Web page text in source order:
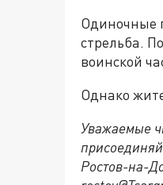
Одиночные
стрельба.
воинской
Однако
Уважаемые
Ростов-на-